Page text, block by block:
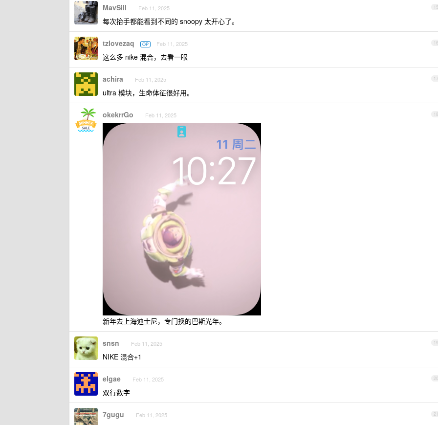
15
MavSill Feb 11, 2025
每次抬手都能看到不同的 snoopy 太开心了。
16
tzlovezaq OP Feb 11, 2025
这么多 nike 混合，去看一眼
17
achira Feb 11, 2025
ultra 模块，生命体征很好用。
18
okekrrGo Feb 11, 2025
新年去上海迪士尼，专门换的巴斯光年。
19
snsn Feb 11, 2025
NIKE 混合+1
20
elgae Feb 11, 2025
双行数字
21
7gugu Feb 11, 2025